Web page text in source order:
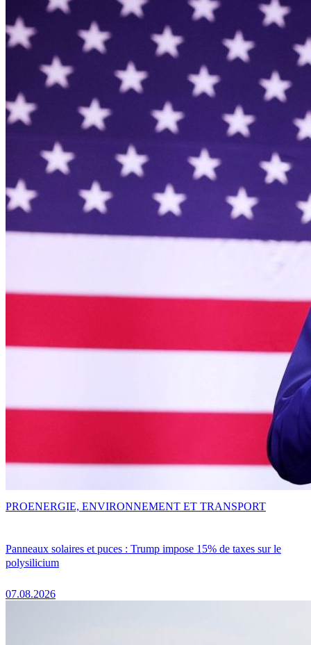
Panneaux solaires et puces : Trump impose 15% de taxes sur le
polysilicium
07.08.2026
PROENERGIE, ENVIRONNEMENT ET TRANSPORT